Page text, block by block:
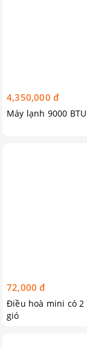
4,350,000 đ
Máy lạnh 9000 BTU
72,000 đ
Điều hoà mini có 2
gió